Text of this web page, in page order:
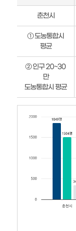
형
별
공
무
원
정
원
안
내
춘천시
① 도농통합시
평균
② 인구 20~30
만
도농통합시 평균